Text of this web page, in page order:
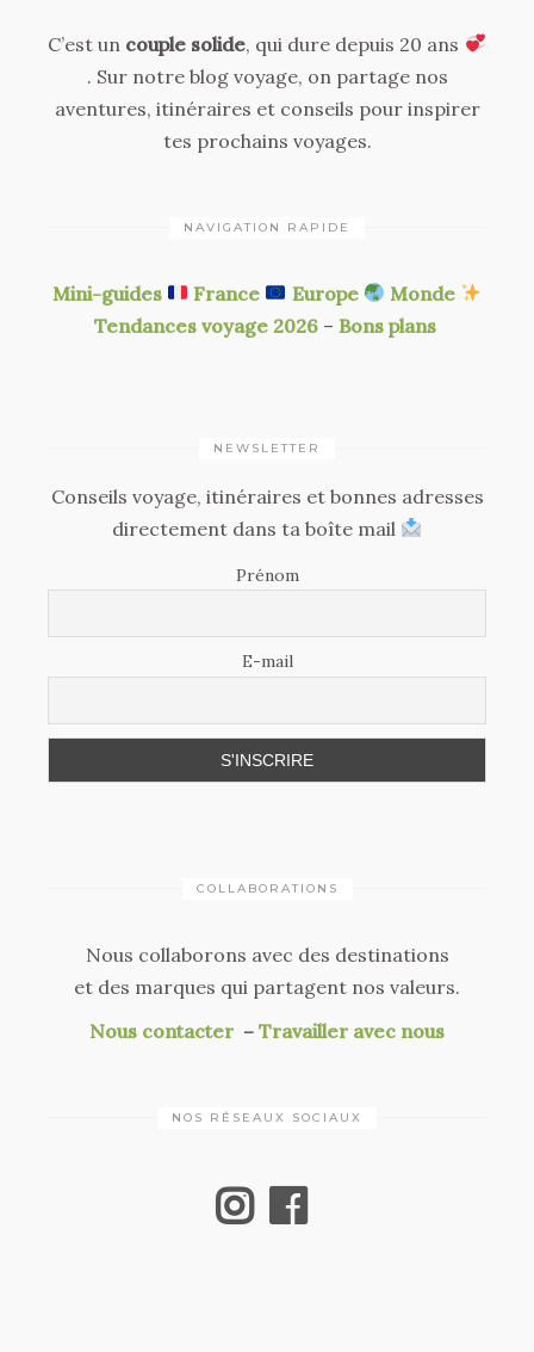
C’est un couple solide, qui dure depuis 20 ans
. Sur notre blog voyage, on partage nos
aventures, itinéraires et conseils pour inspirer
tes prochains voyages.
NAVIGATION RAPIDE
Mini-guides France Europe
Monde
Tendances voyage 2026– Bons plans
NEWSLETTER
Conseils voyage, itinéraires et bonnes adresses
directement dans ta boîte mail
Prénom
E-mail
COLLABORATIONS
Nous collaborons avec des destinations
et des marques qui partagent nos valeurs.
Nous contacter – Travailler avec nous
NOS RÉSEAUX SOCIAUX